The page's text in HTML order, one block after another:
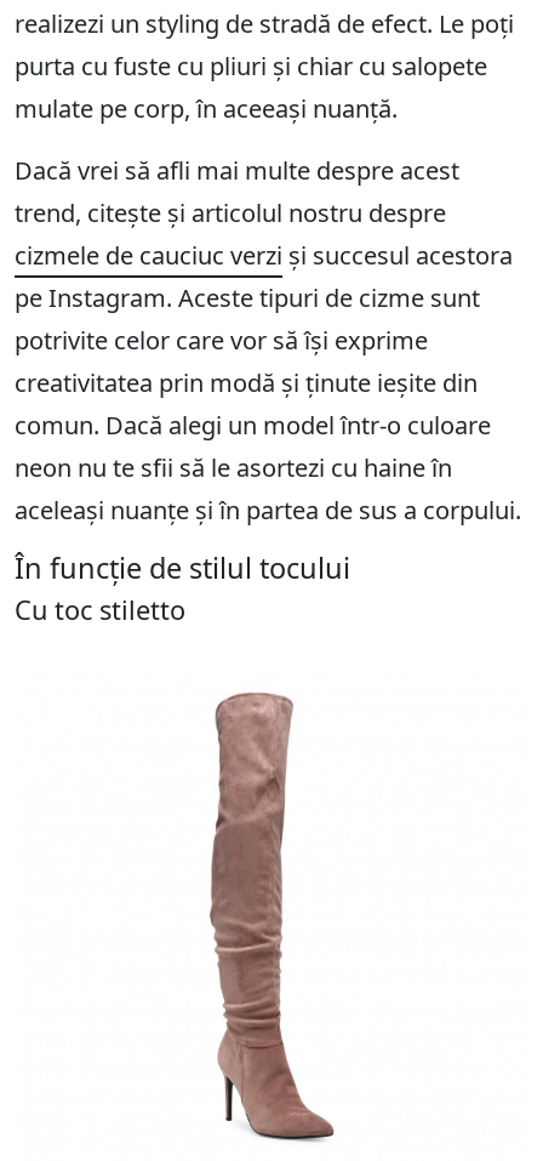
realizezi un styling de stradă de efect. Le poți
purta cu fuste cu pliuri și chiar cu salopete
mulate pe corp, în aceeași nuanță.
Dacă vrei să afli mai multe despre acest
trend, citește și articolul nostru despre
cizmele de cauciuc verzi și succesul acestora
pe Instagram. Aceste tipuri de cizme sunt
potrivite celor care vor să își exprime
creativitatea prin modă și ținute ieșite din
comun. Dacă alegi un model într-o culoare
neon nu te sfii să le asortezi cu haine în
aceleași nuanțe și în partea de sus a corpului.
În funcție de stilul tocului
Cu toc stiletto